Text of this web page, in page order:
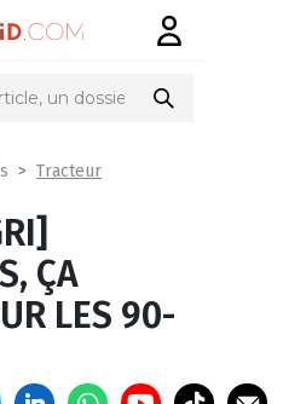
Tracteur
ÇA
LES 90-